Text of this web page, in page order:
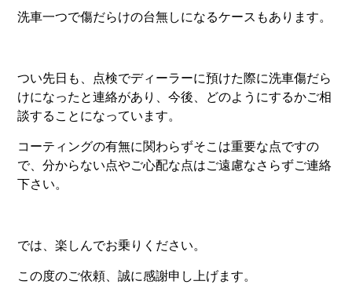
洗車一つで傷だらけの台無しになるケースもあります。
つい先日も、点検でディーラーに預けた際に洗車傷だら
けになったと連絡があり、今後、どのようにするかご相
談することになっています。
コーティングの有無に関わらずそこは重要な点ですの
で、分からない点やご心配な点はご遠慮なさらずご連絡
下さい。
では、楽しんでお乗りください。
この度のご依頼、誠に感謝申し上げます。